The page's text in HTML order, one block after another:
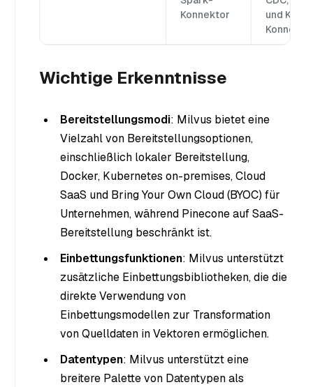
Konnektor
und
Wichtige Erkenntnisse
Bereitstellungsmodi: Milvus bietet eine
Vielzahl von Bereitstellungsoptionen,
einschließlich lokaler Bereitstellung,
Docker, Kubernetes on-premises, Cloud
SaaS und Bring Your Own Cloud (BYOC) für
Unternehmen, während Pinecone auf SaaS-
Bereitstellung beschränkt ist.
Einbettungsfunktionen: Milvus unterstützt
zusätzliche Einbettungsbibliotheken, die die
direkte Verwendung von
Einbettungsmodellen zur Transformation
von Quelldaten in Vektoren ermöglichen.
Datentypen: Milvus unterstützt eine
breitere Palette von Datentypen als